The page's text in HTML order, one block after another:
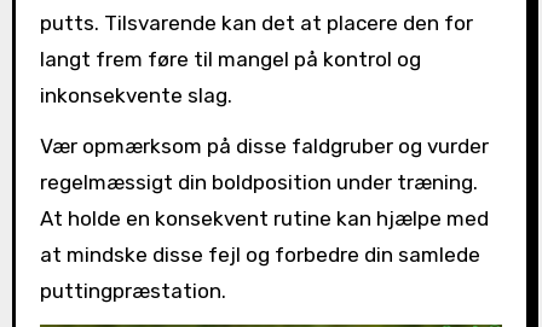
putts. Tilsvarende kan det at placere den for
langt frem føre til mangel på kontrol og
inkonsekvente slag.
Vær opmærksom på disse faldgruber og vurder
regelmæssigt din boldposition under træning.
At holde en konsekvent rutine kan hjælpe med
at mindske disse fejl og forbedre din samlede
puttingpræstation.